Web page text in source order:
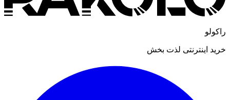
راکولو
خرید اینترنتی لذت بخش